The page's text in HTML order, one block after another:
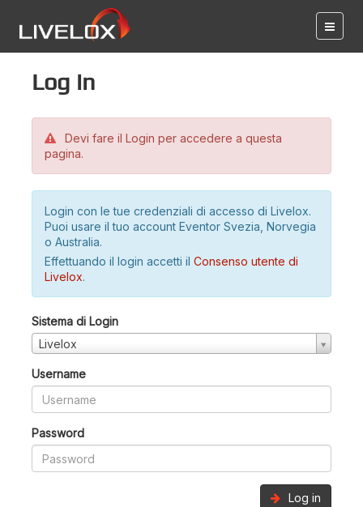
Log in
Devi fare il Login per accedere a questa
pagina.
Login con le tue credenziali di accesso di Livelox.
Puoi usare il tuo account Eventor Svezia, Norvegia
o Australia.
Effettuando il login accetti il Consenso utente di
Livelox.
Sistema di Login
Livelox
Username
Password
Log in